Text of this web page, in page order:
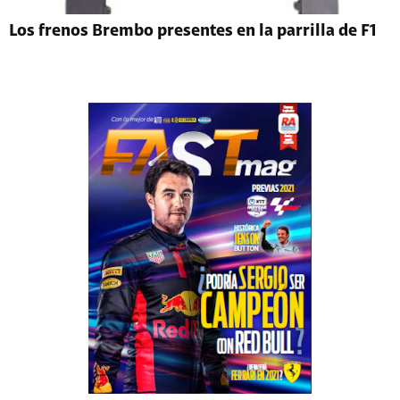
Los frenos Brembo presentes en la parrilla de F1